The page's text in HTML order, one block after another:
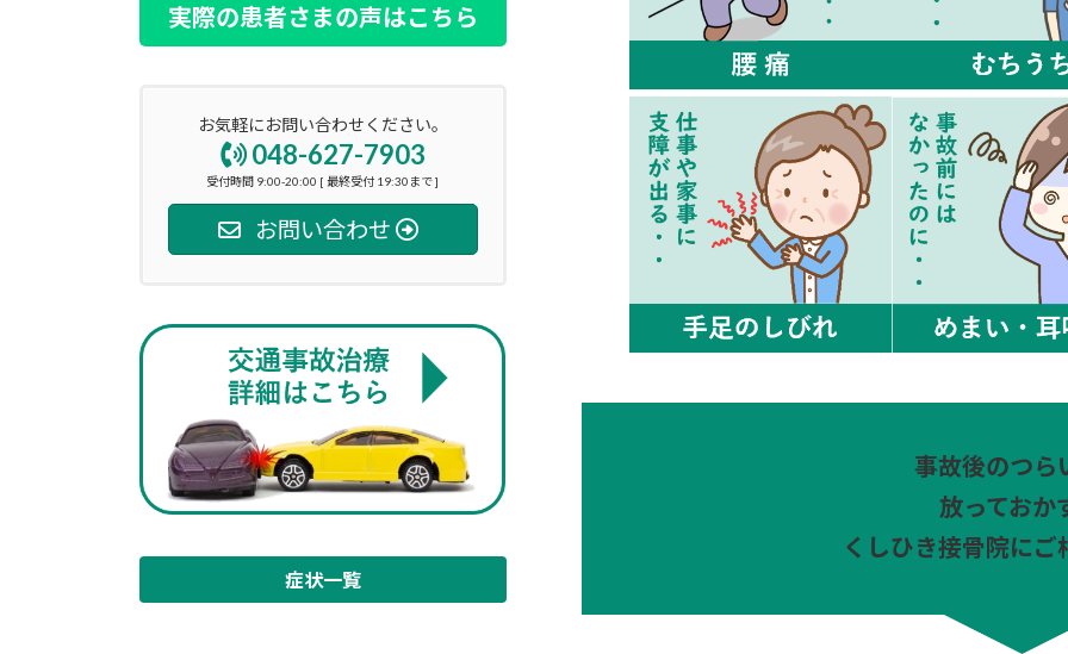
事故後のつら
放っておか
くしひき接骨院にご
実際の患者さまの声はこちら
お気軽にお問い合わせください。
048-627-7903
受付時間 9:00-20:00 [ 最終受付 19:30まで ]
お問い合わせ
症状一覧